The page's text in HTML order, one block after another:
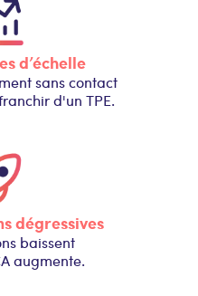
d’échelle
sans contact
d'un TPE.
dégressives
baissent
augmente.